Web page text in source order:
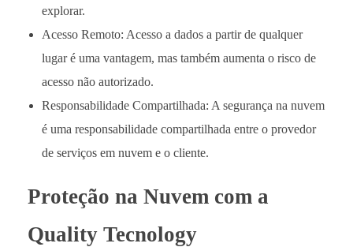
explorar.
Acesso Remoto: Acesso a dados a partir de qualquer
lugar é uma vantagem, mas também aumenta o risco de
acesso não autorizado.
Responsabilidade Compartilhada: A segurança na nuvem
é uma responsabilidade compartilhada entre o provedor
de serviços em nuvem e o cliente.
Proteção na Nuvem com a
Quality Tecnology